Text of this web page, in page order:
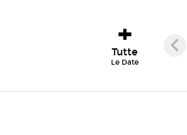
+
Tutte
Le Date